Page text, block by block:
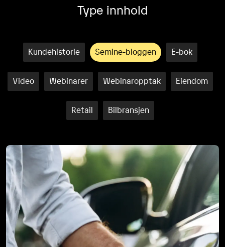
Type innhold
Kundehistorie Semine-bloggen E-bok
Video Webinarer Webinaropptak Eiendom
Retail Bilbransjen